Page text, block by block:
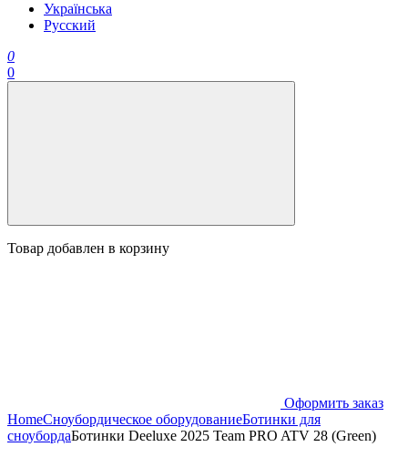
Українська
Русский
0
0
Товар добавлен в корзину
Оформить заказ
HomeСноубордическое оборудованиеБотинки для
сноубордаБотинки Deeluxe 2025 Team PRO ATV 28 (Green)